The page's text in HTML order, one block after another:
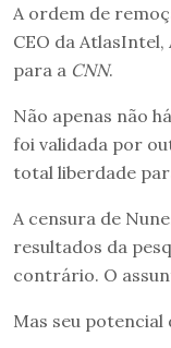
A ordem de
CEO da
para a CNN.
Não apenas não
foi validada por
total liberdade
A censura de
resultados da
contrário. O
Mas seu